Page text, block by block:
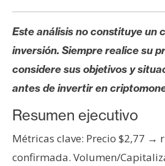
A
á
l
i
i
Este análisis no constituye un
inversión. Siempre realice su
considere sus objetivos y
antes de invertir en
Resumen ejecutivo
Métricas clave: Precio $2,77 →
confirmada. Volumen/